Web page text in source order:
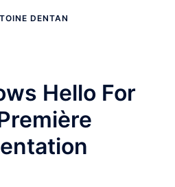
DENTAN
Hello For